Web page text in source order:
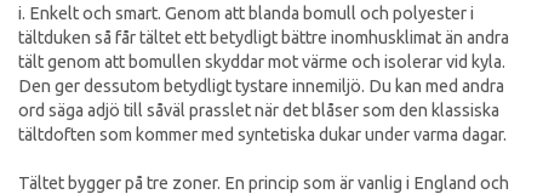
i. Enkelt och smart. Genom att blanda bomull och polyester i
tältduken så får tältet ett betydligt bättre inomhusklimat än andra
tält genom att bomullen skyddar mot värme och isolerar vid kyla.
Den ger dessutom betydligt tystare innemiljö. Du kan med andra
ord säga adjö till såväl prasslet när det blåser som den klassiska
tältdoften som kommer med syntetiska dukar under varma dagar.
Tältet bygger på tre zoner. En princip som är vanlig i England och